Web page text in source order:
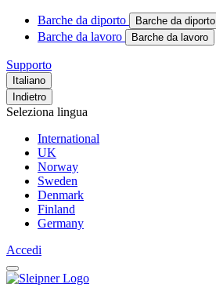
Barche da diporto Barche da diporto
Barche da lavoro Barche da lavoro
Supporto
Italiano
Indietro
Seleziona lingua
International
UK
Norway
Sweden
Denmark
Finland
Germany
Accedi